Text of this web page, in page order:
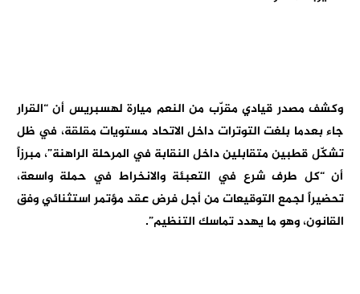
وكشف مصدر قيادي مقرّب من النعم ميارة لهسبريس أن “القرار
جاء بعدما بلغت التوترات داخل الاتحاد مستويات مقلقة، في ظل
تشكّل قطبين متقابلين داخل النقابة في المرحلة الراهنة”، مبرزاً
أن “كل طرف شرع في التعبئة والانخراط في حملة واسعة،
تحضيراً لجمع التوقيعات من أجل فرض عقد مؤتمر استثنائي وفق
القانون، وهو ما يهدد تماسك التنظيم”.